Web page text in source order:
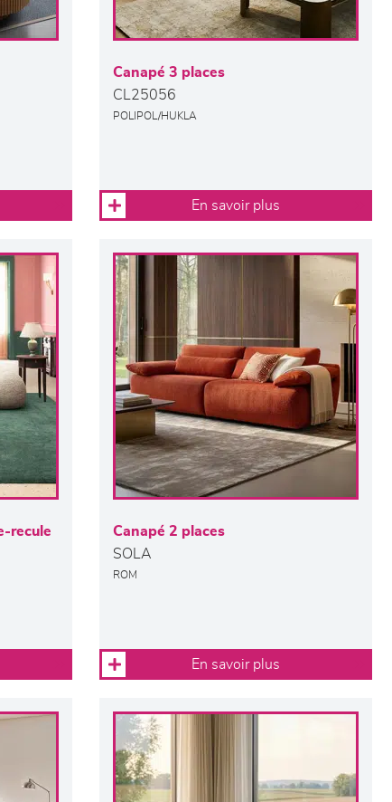
Canapé 3 places
CL25056
POLIPOL/HUKLA
En savoir plus
recule
Canapé 2 places
SOLA
ROM
En savoir plus